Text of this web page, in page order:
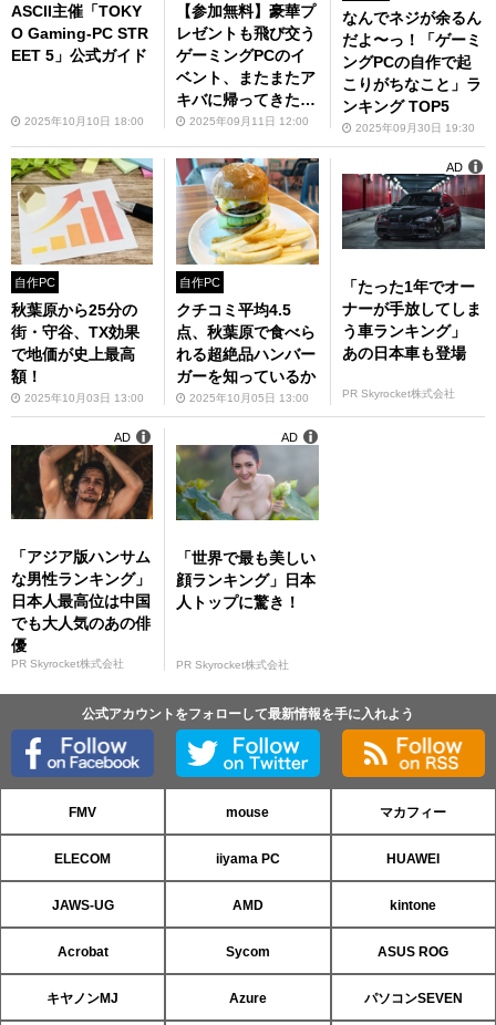
ASCII主催「TOKY
O Gaming-PC STR
EET 5」公式ガイド
2025年10月10日 18:00
【参加無料】豪華プ
レゼントも飛び交う
ゲーミングPCのイ
ベント、またまたア
キバに帰ってきた！
10月11日「TOKYO
Gaming-PC STREE
T 5」開催!! 【イベ
ントのお知らせ】
2025年09月11日 12:00
なんでネジが余るん
だよ〜っ！「ゲーミ
ングPCの自作で起
こりがちなこと」ラ
ンキング TOP5
2025年09月30日 19:30
自作PC
秋葉原から25分の
街・守谷、TX効果
で地価が史上最高
額！
2025年10月03日 13:00
自作PC
クチコミ平均4.5
点、秋葉原で食べら
れる超絶品ハンバー
ガーを知っているか
2025年10月05日 13:00
「たった1年でオー
ナーが手放してしま
う車ランキング」
あの日本車も登場
PR Skyrocket株式会社
AD
「アジア版ハンサム
な男性ランキング」
日本人最高位は中国
でも大人気のあの俳
優
PR Skyrocket株式会社
AD
「世界で最も美しい
顔ランキング」日本
人トップに驚き！
PR Skyrocket株式会社
AD
公式アカウントをフォローして最新情報を手に入れよう
FMV mouse マカフィー
ELECOM iiyama PC HUAWEI
JAWS-UG AMD kintone
Acrobat Sycom ASUS ROG
キヤノンMJ Azure パソコンSEVEN